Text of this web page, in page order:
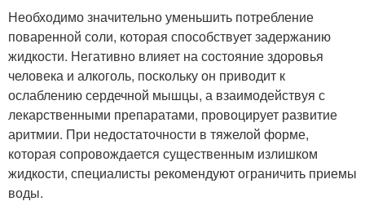
Необходимо значительно уменьшить потребление
поваренной соли, которая способствует задержанию
жидкости. Негативно влияет на состояние здоровья
человека и алкоголь, поскольку он приводит к
ослаблению сердечной мышцы, а взаимодействуя с
лекарственными препаратами, провоцирует развитие
аритмии. При недостаточности в тяжелой форме,
которая сопровождается существенным излишком
жидкости, специалисты рекомендуют ограничить приемы
воды.